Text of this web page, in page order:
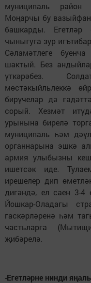
муниципаль
Моңарчы бу
башкарды.
чыныгуга зур
Сәламәтлеге
шактый. Без
үткәрәбез.
мөстәкыйльлеккә
бирүчеләр дә
сорый. Хезмәт
урынына бирелә
муниципаль һәм
органнарына эшкә
армия улыбызны
ишетсәк иде.
ирешелер дип
дигәндә, ел саен 3-4
Йошкар-Оладагы
гаскәрләренә һәм
частьларга
җибәрелә.
-Егетләрне нинди